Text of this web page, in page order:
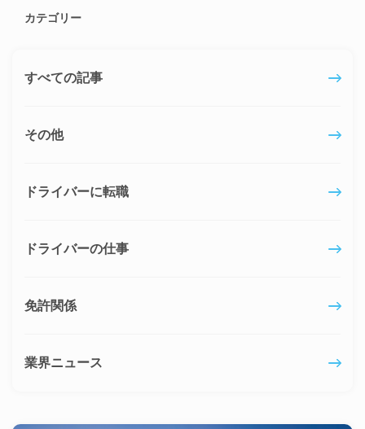
カテゴリー
すべての記事
その他
ドライバーに転職
ドライバーの仕事
免許関係
業界ニュース